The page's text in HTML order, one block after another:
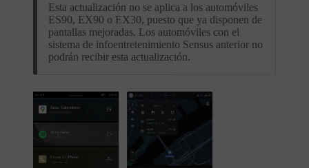
Esta actualización no se aplica a los automóviles
ES90, EX90 o EX30, puesto que ya disponen de
pantallas mejoradas. Los automóviles con el
sistema de infoentretenimiento Sensus anterior no
podrán recibir esta actualización.